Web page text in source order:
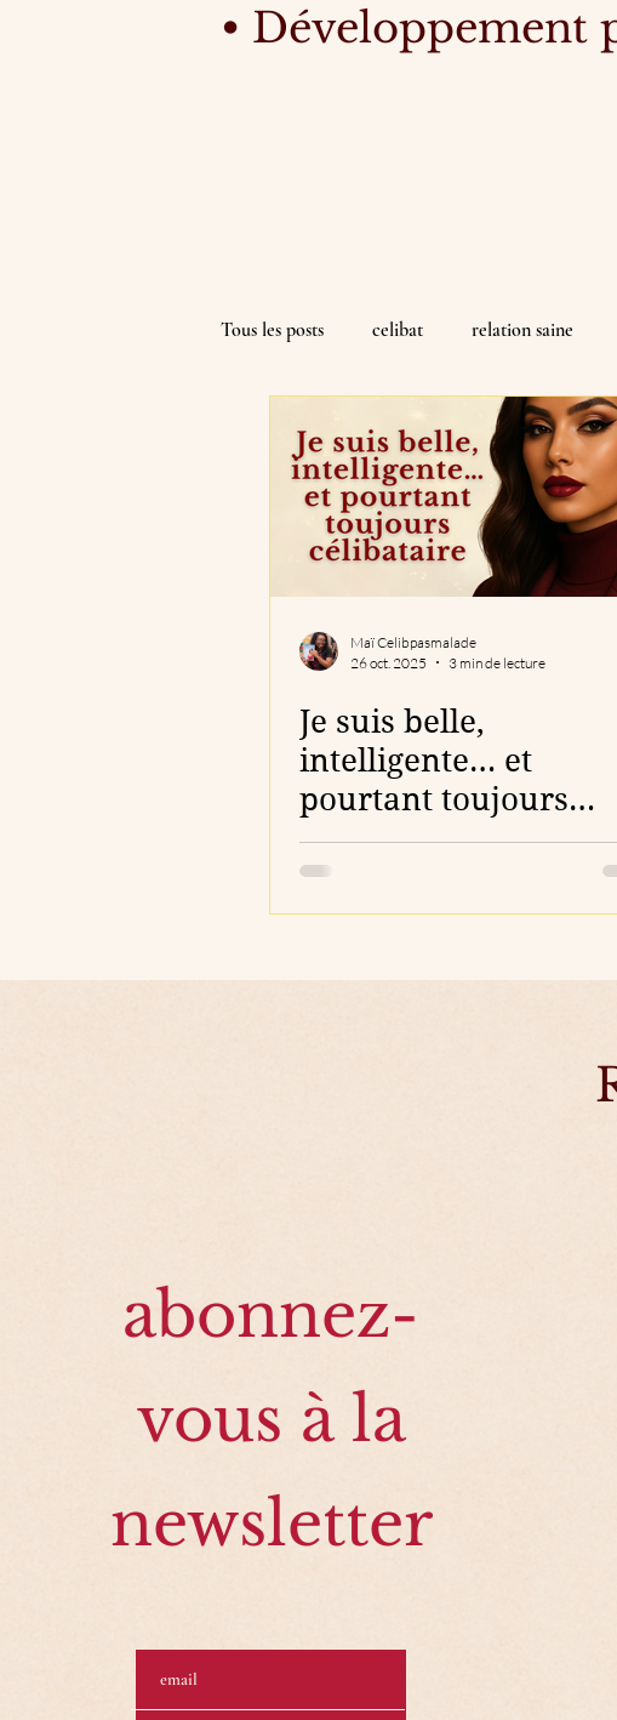
• Développement
Tous les posts celibat relation saine
Maï Celibpasmalade
26 oct. 2025
3 min de lecture
Je suis belle,
intelligente… et
pourtant toujours
célibataire
abonnez-
vous à la
newsletter